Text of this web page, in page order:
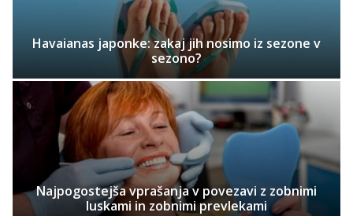
Havaianas japonke: zakaj jih nosimo iz sezone v
sezono?
Najpogostejša vprašanja v povezavi z zobnimi
luskami in zobnimi prevlekami